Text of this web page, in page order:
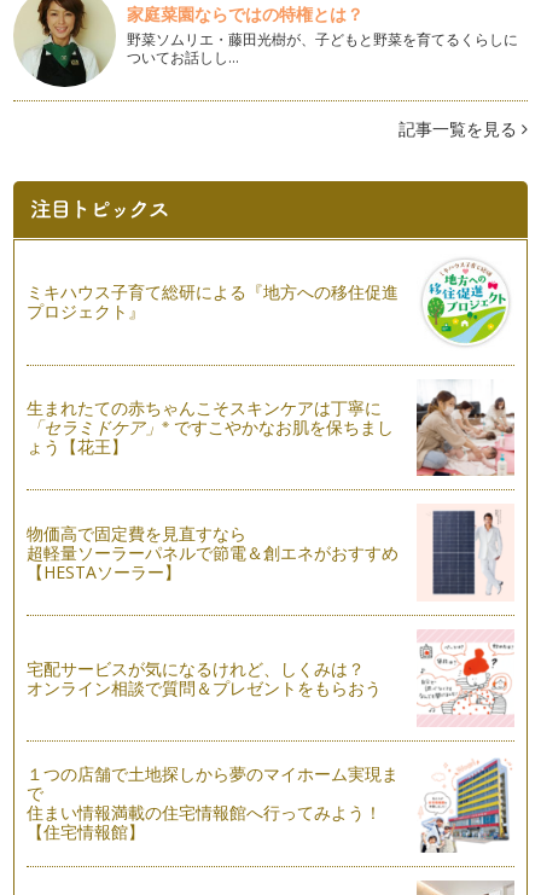
家庭菜園ならではの特権とは？
野菜ソムリエ・藤田光樹が、子どもと野菜を育てるくらしに
ついてお話しし…
記事一覧を見る
ミキハウス子育て総研による『地方への移住促進
プロジェクト』
生まれたての赤ちゃんこそスキンケアは丁寧に
「セラミドケア」※ ですこやかなお肌を保ちまし
ょう【花王】
物価高で固定費を見直すなら
超軽量ソーラーパネルで節電＆創エネがおすすめ
【HESTAソーラー】
宅配サービスが気になるけれど、しくみは？
オンライン相談で質問＆プレゼントをもらおう
１つの店舗で土地探しから夢のマイホーム実現ま
で
住まい情報満載の住宅情報館へ行ってみよう！
【住宅情報館】